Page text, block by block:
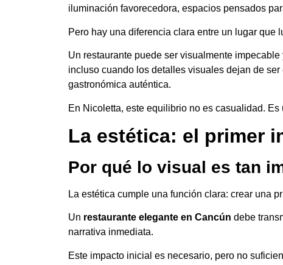
iluminación favorecedora, espacios pensados
Pero hay una diferencia clara entre un lugar que
Un restaurante puede ser visualmente
incluso cuando los detalles visuales dejan de
gastronómica auténtica.
En Nicoletta, este equilibrio no es casualidad.
La estética: el primer
Por qué lo visual es tan
La estética cumple una función clara: crear una
Un restaurante elegante en Cancún debe
narrativa inmediata.
Este impacto inicial es necesario, pero no